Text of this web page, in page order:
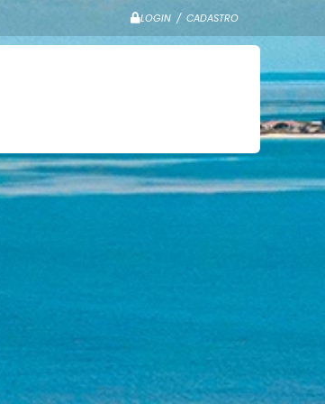
LOGIN / CADASTRO